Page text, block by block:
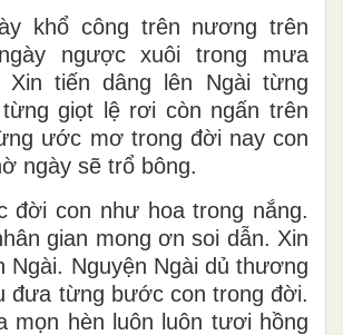
khổ công trên nương trên
ngược xuôi trong mưa
Xin tiến dâng lên Ngài từng
giọt lệ rơi còn ngấn trên
ước mơ trong đời nay con
ngày sẽ trổ bông.
đời con như hoa trong nắng.
gian mong ơn soi dẫn. Xin
Ngài. Nguyện Ngài dủ thương
đưa từng bước con trong đời.
mọn hèn luôn luôn tươi hồng